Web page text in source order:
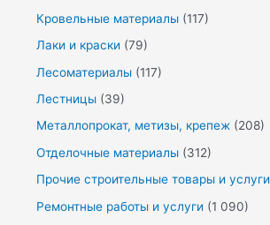
Кровельные материалы (117)
Лаки и краски (79)
Лесоматериалы (117)
Лестницы (39)
Металлопрокат, метизы, крепеж (208)
Отделочные материалы (312)
Прочие строительные товары и услуги
Ремонтные работы и услуги (1 090)